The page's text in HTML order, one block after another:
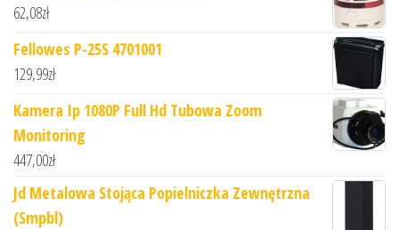
62,08zł
Fellowes P-25S 4701001
129,99zł
Kamera Ip 1080P Full Hd Tubowa Zoom
Monitoring
447,00zł
Jd Metalowa Stojąca Popielniczka Zewnętrzna
(Smpbl)